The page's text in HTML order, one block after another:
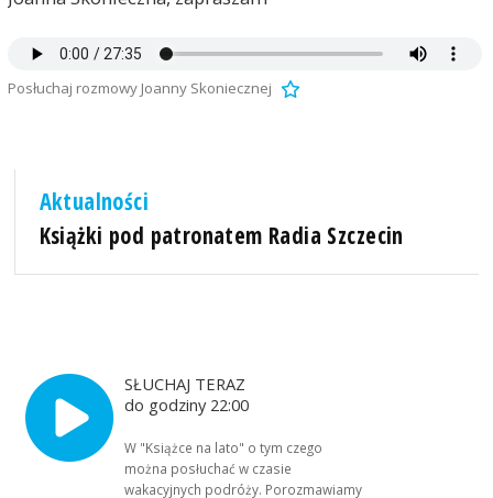
Posłuchaj rozmowy Joanny Skoniecznej
Aktualności
Książki pod patronatem Radia Szczecin
SŁUCHAJ TERAZ
do godziny 22:00
W "Książce na lato" o tym czego
można posłuchać w czasie
wakacyjnych podróży. Porozmawiamy